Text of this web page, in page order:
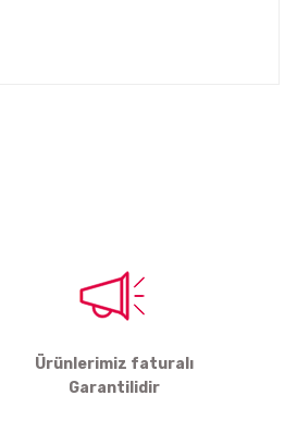
Ürünlerimiz faturalı
Garantilidir